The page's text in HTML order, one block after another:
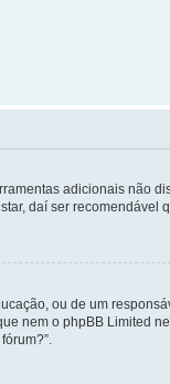
adicionais não
daí ser recomendável
ou de um
nem o phpBB Limited